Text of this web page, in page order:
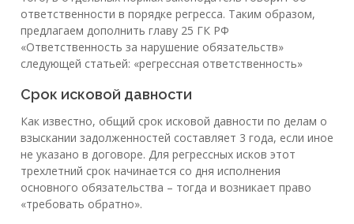
ответственности в порядке регресса. Таким образом,
предлагаем дополнить главу 25 ГК РФ
«Ответственность за нарушение обязательств»
следующей статьей: «регрессная ответственность»
Срок исковой давности
Как известно, общий срок исковой давности по делам о
взыскании задолженностей составляет 3 года, если иное
не указано в договоре. Для регрессных исков этот
трехлетний срок начинается со дня исполнения
основного обязательства – тогда и возникает право
«требовать обратно».